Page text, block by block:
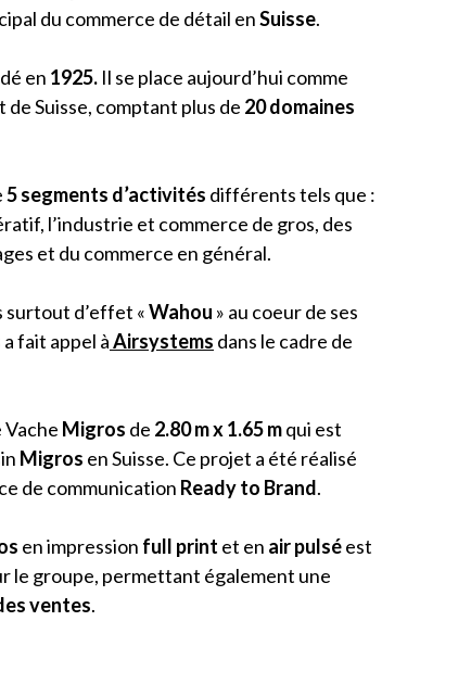
du commerce de détail enSuisse.
en 1925. Il se place aujourd’hui comme
Suisse, comptant plus de 20 domaines
5 segments d’activités différents tels que :
l’industrie et commerce de gros, des
et du commerce en général.
surtout d’effet «Wahou » au coeur de ses
a fait appel àAirsystems dans le cadre de
Vache Migros de 2.80 m x 1.65 mqui est
Migros en Suisse. Ce projet a été réalisé
de communication Ready to Brand.
en impression full print et en air pulséest
le groupe, permettant également une
ventes.